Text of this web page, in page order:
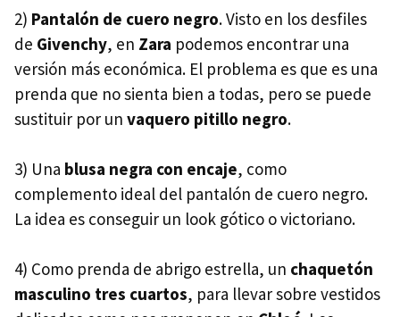
2) Pantalón de cuero negro. Visto en los desfiles
de Givenchy, en Zara podemos encontrar una
versión más económica. El problema es que es una
prenda que no sienta bien a todas, pero se puede
sustituir por un vaquero pitillo negro.
3) Una blusa negra con encaje, como
complemento ideal del pantalón de cuero negro.
La idea es conseguir un look gótico o victoriano.
4) Como prenda de abrigo estrella, un chaquetón
masculino tres cuartos, para llevar sobre vestidos